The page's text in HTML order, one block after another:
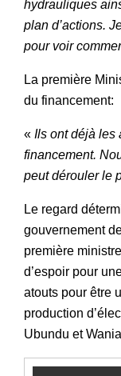
hydrauliques
plan d’actions.
pour voir
La première
du financement:
« Ils ont déjà les
financement.
peut dérouler le
Le regard
gouvernement
première
d’espoir pour
atouts pour être
production
Ubundu et